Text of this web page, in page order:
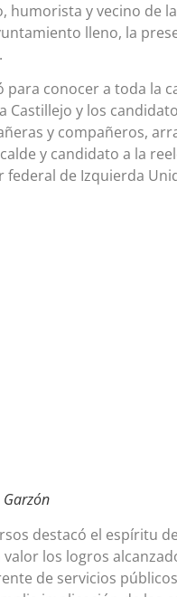
humorista y vecino de
lleno, la
para conocer a toda la
Castillejo y los
y compañeros,
y candidato a la
de Izquierda
destacó el espíritu
los logros
de servicios